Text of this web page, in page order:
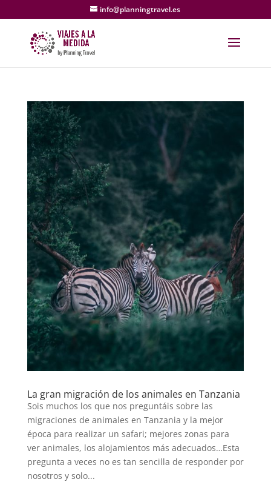
info@planningtravel.es
La gran migración de los animales en Tanzania
Sois muchos los que nos preguntáis sobre las
migraciones de animales en Tanzania y la mejor
época para realizar un safari; mejores zonas para
ver animales, los alojamientos más adecuados…Esta
pregunta a veces no es tan sencilla de responder por
nosotros y solo...